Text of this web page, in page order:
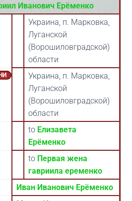
Иванович Ерёменко
Украина, п. Марковка,
Луганской
(Ворошиловградской)
области
Украина, п. Марковка,
Луганской
(Ворошиловградской)
области
to Елизавета
Ерёменко
to Первая жена
гавриила еременко
Иван Иванович Ерёменко